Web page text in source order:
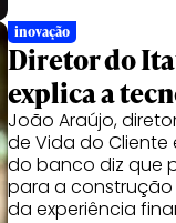
inovação
Diretor do
explica a
João Araújo,
de Vida do Cliente
do banco diz que
para a
da experiência